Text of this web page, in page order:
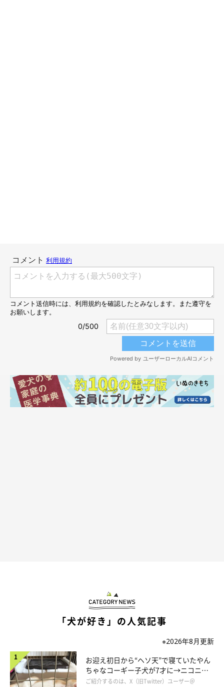
「犬が好き」の人気記事
※2026年8月更新
お迎え初日から“ヘソ天”で寝ていたやん
ちゃなコーギー子犬が7才に→ニコニ
コ“コーギースマイル”が魅力のコに成
ご紹介するのは、X（旧Twitter）ユーザー＠